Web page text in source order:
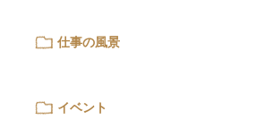
仕事の風景
イベント